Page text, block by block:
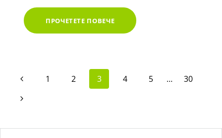
ПРОЧЕТЕТЕ ПОВЕЧЕИЗКУПУВАНЕ
НА
БУСОВЕ:
ВАШИЯ
Навигация
на
Предишна
страница
1 2 3 4 5 …
30
Следваща